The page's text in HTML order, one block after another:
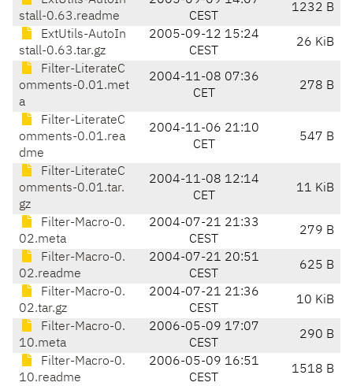
stall-0.63.readme
CEST
1232 B
ExtUtils-AutoIn
stall-0.63.tar.gz
2005-09-12 15:24
CEST
26 KiB
Filter-LiterateC
omments-0.01.met
a
2004-11-08 07:36
CET
278 B
Filter-LiterateC
omments-0.01.rea
dme
2004-11-06 21:10
CET
547 B
Filter-LiterateC
omments-0.01.tar.
gz
2004-11-08 12:14
CET
11 KiB
Filter-Macro-0.
02.meta
2004-07-21 21:33
CEST
279 B
Filter-Macro-0.
02.readme
2004-07-21 20:51
CEST
625 B
Filter-Macro-0.
02.tar.gz
2004-07-21 21:36
CEST
10 KiB
Filter-Macro-0.
10.meta
2006-05-09 17:07
CEST
290 B
Filter-Macro-0.
10.readme
2006-05-09 16:51
CEST
1518 B